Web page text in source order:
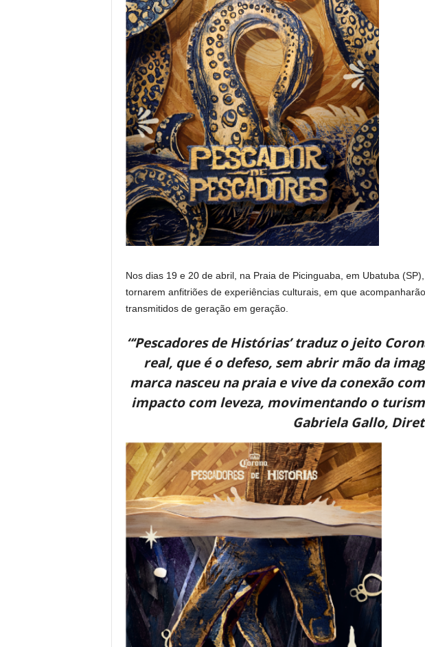
Nos dias 19 e 20 de abril, na Praia de Picinguaba, em Ubatuba
tornarem anfitriões de experiências culturais, em que
transmitidos de geração em geração.
“‘Pescadores de Histórias’ traduz o jeito
real, que é o defeso, sem abrir mão da
marca nasceu na praia e vive da conexão
impacto com leveza, movimentando o
Gabriela Gallo,